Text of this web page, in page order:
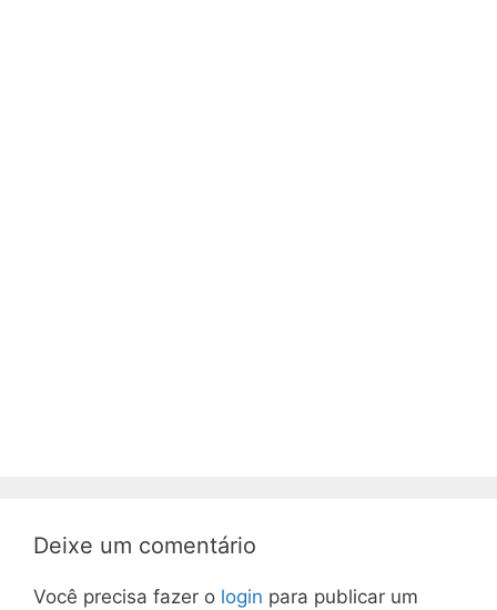
Deixe um comentário
Você precisa fazer o login para publicar um